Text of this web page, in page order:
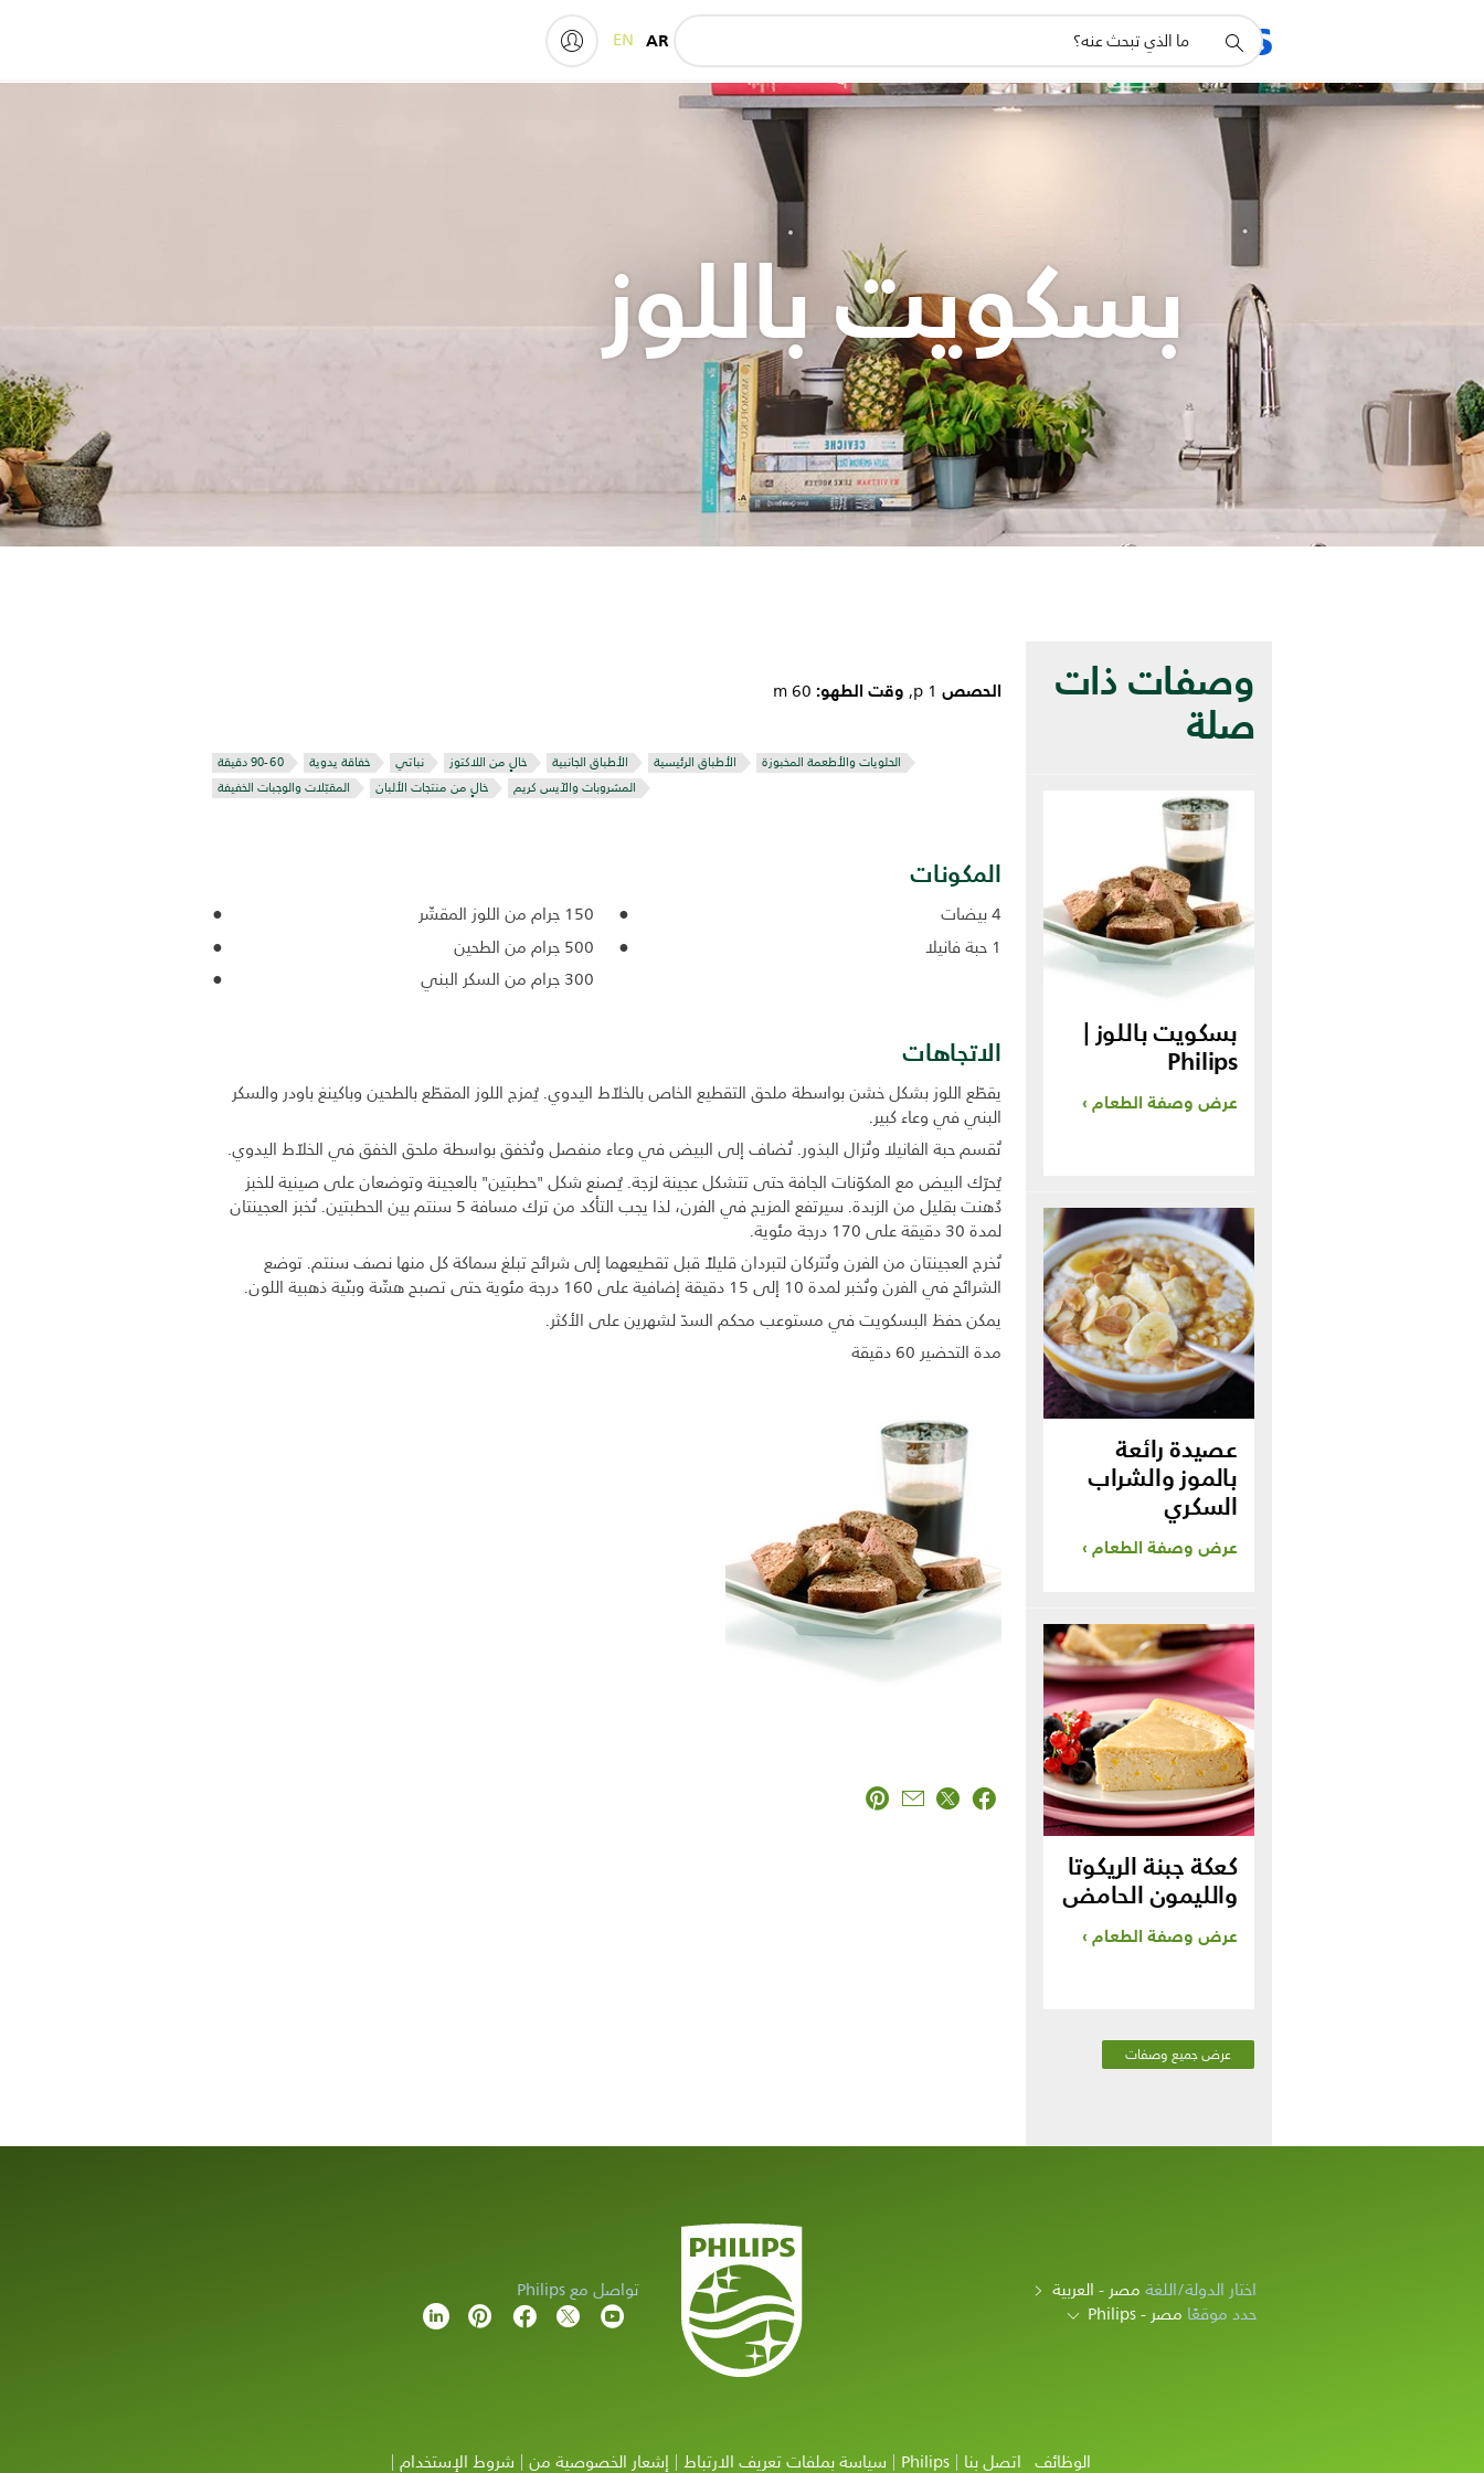
المنتجات
أيقونة
دعم
AR
EN
بسكويت باللوز
الحصص 1 p, وقت الطهو: 60 m
خفاقة يدوية نباتي خالٍ من اللاكتوز الأطباق الجانبية الأطباق الرئيسية
الحلويات والأطعمة المخبوزة
المقبّلات والوجبات الخفيفة
خالٍ من منتجات الألبان المشروبات والآيس كريم
المكونات
150 جرام من اللوز المقشّر
500 جرام من الطحين
300 جرام من السكر البني
4 بيضات
1 حبة فانيلا
الاتجاهات
يقطّع اللوز بشكل خشن بواسطة ملحق التقطيع الخاص بالخلاّط اليدوي. يُمزج اللوز المقطّع بالطحين وباكينغ باودر والسكر
البني في وعاء كبير.
تُقسم حبة الفانيلا وتُزال البذور. تُضاف إلى البيض في وعاء منفصل وتُخفق بواسطة ملحق الخفق في الخلاّط اليدوي.
يُحرّك البيض مع المكوّنات الجافة حتى تتشكل عجينة لزجة. يُصنع شكل "حطبتين" بالعجينة وتوضعان على صينية للخبز
دُهنت بقليل من الزبدة. سيرتفع المزيج في الفرن، لذا يجب التأكد من ترك مسافة 5 سنتم بين الحطبتين. تُخبز العجينتان
لمدة 30 دقيقة على 170 درجة مئوية.
تُخرج العجينتان من الفرن وتُتركان لتبردان قليلاً قبل تقطيعهما إلى شرائح تبلغ سماكة كل منها نصف سنتم. توضع
الشرائح في الفرن وتُخبر لمدة 10 إلى 15 دقيقة إضافية على 160 درجة مئوية حتى تصبح هشّة وبنّية ذهبية اللون.
يمكن حفظ البسكويت في مستوعب محكم السدّ لشهرين على الأكثر.
مدة التحضير 60 دقيقة
وصفات ذات
صلة
بسكويت باللوز |
Philips
عرض وصفة الطعام
عصيدة رائعة
بالموز والشراب
السكري
عرض وصفة الطعام
كعكة جبنة الريكوتا
والليمون الحامض
عرض وصفة الطعام
عرض جميع وصفات
تواصل مع Philips اختار الدولة/اللغة مصر - العربية
حدد موقعًا مصر - Philips
الوظائف اتصل بنا Philips سياسة بملفات تعريف الارتباط إشعار الخصوصية من شروط الإستخدام